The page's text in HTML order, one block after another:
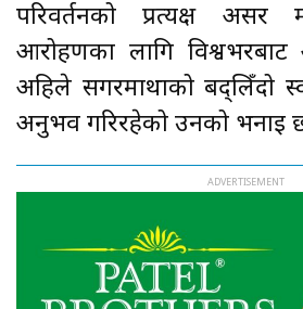
परिवर्तनको प्रत्यक्ष असर
आरोहणका लागि विश्वभरबाट
अहिले सगरमाथाको बद्लिँदो
अनुभव गरिरहेको उनको भनाइ